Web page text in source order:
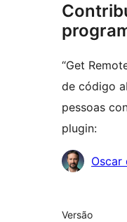
“Get
de código
pessoas
plugin:
Oscar
Versão